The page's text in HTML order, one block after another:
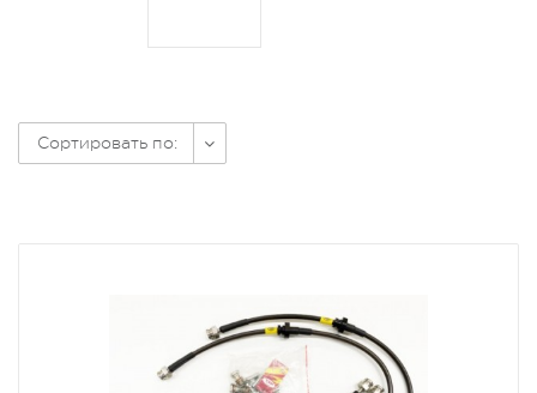
Сортировать по: